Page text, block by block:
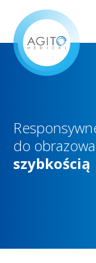
do
szybkością